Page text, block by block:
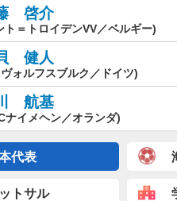
啓介
ト＝トロイデンVV／ベルギー)
健人
ォルフスブルク／ドイツ)
航基
ナイメヘン／オランダ)
代表
トサル